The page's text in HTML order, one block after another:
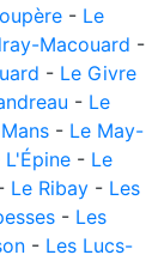
- Le
Macouard -
- Le Givre
- Le
- Le May-
L'Épine - Le
Le Ribay - Les
- Les
- Les Lucs-